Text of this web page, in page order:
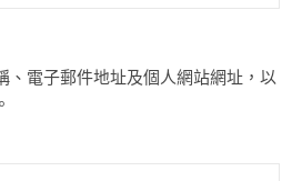
、電子郵件地址及個人網站網址，以